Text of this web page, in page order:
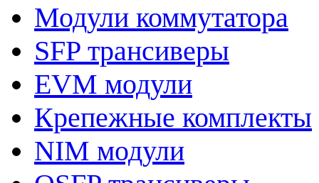
Модули коммутатора
SFP трансиверы
EVM модули
Крепежные комплекты
NIM модули